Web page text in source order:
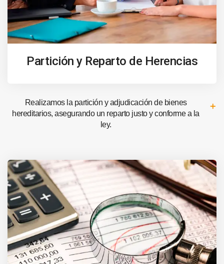
Partición y Reparto de Herencias
Realizamos la partición y adjudicación de bienes
hereditarios, asegurando un reparto justo y conforme a la
ley.